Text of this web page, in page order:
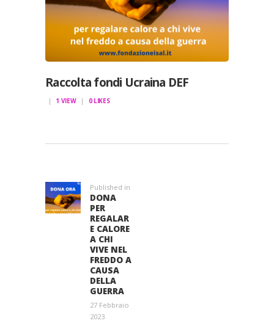
Raccolta fondi Ucraina DEF
1 VIEW 0 LIKES
Published in
DONA
PER
REGALAR
E CALORE
A CHI
VIVE NEL
FREDDO A
CAUSA
DELLA
GUERRA
27 Febbraio
2023